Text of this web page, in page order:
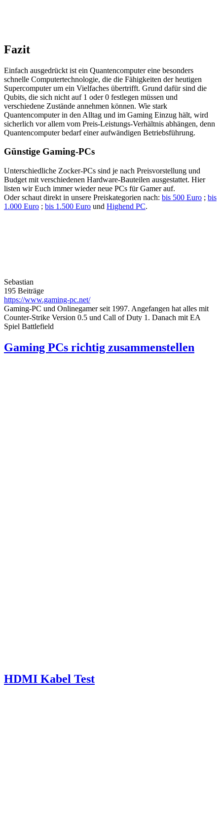
Fazit
Einfach ausgedrückt ist ein Quantencomputer eine besonders
schnelle Computertechnologie, die die Fähigkeiten der heutigen
Supercomputer um ein Vielfaches übertrifft. Grund dafür sind die
Qubits, die sich nicht auf 1 oder 0 festlegen müssen und
verschiedene Zustände annehmen können. Wie stark
Quantencomputer in den Alltag und im Gaming Einzug hält, wird
sicherlich vor allem vom Preis-Leistungs-Verhältnis abhängen, denn
Quantencomputer bedarf einer aufwändigen Betriebsführung.
Günstige Gaming-PCs
Unterschiedliche Zocker-PCs sind je nach Preisvorstellung und
Budget mit verschiedenen Hardware-Bauteilen ausgestattet. Hier
listen wir Euch immer wieder neue PCs für Gamer auf.
Oder schaut direkt in unsere Preiskategorien nach: bis 500 Euro ; bis
1.000 Euro ; bis 1.500 Euro und Highend PC.
Sebastian
195 Beiträge
https://www.gaming-pc.net/
Gaming-PC und Onlinegamer seit 1997. Angefangen hat alles mit
Counter-Strike Version 0.5 und Call of Duty 1. Danach mit EA
Spiel Battlefield
Gaming PCs richtig zusammenstellen
HDMI Kabel Test